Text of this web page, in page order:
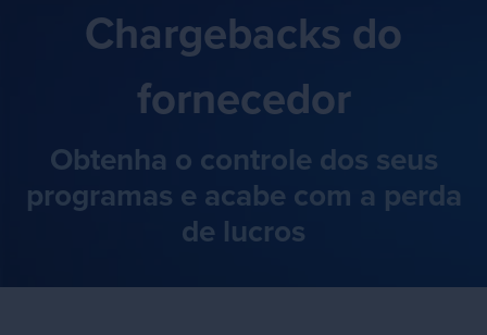
Chargebacks do
fornecedor
Obtenha o controle dos seus
programas e acabe com a perda
de lucros